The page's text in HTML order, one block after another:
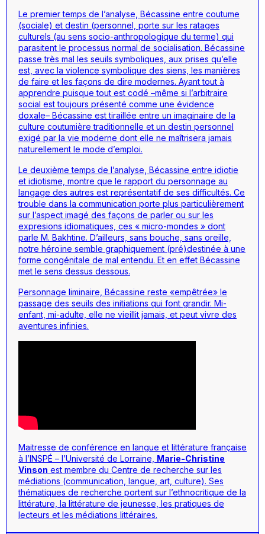
Le premier temps de l’analyse, Bécassine entre coutume
(sociale) et destin (personnel, porte sur les ratages
culturels (au sens socio-anthropologique du terme) qui
parasitent le processus normal de socialisation. Bécassine
passe très mal les seuils symboliques, aux prises qu’elle
est, avec la violence symbolique des siens, les manières
de faire et les façons de dire modernes. Ayant tout à
apprendre puisque tout est codé –même si l’arbitraire
social est toujours présenté comme une évidence
doxale– Bécassine est tiraillée entre un imaginaire de la
culture coutumière traditionnelle et un destin personnel
exigé par la vie moderne dont elle ne maîtrisera jamais
naturellement le mode d’emploi.
Le deuxième temps de l’analyse, Bécassine entre idiotie
et idiotisme, montre que le rapport du personnage au
langage des autres est représentatif de ses difficultés. Ce
trouble dans la communication porte plus particulièrement
sur l’aspect imagé des façons de parler ou sur les
expresions idiomatiques, ces « micro-mondes » dont
parle M. Bakhtine. D’ailleurs, sans bouche, sans oreille,
notre héroïne semble graphiquement (pré)destinée à une
forme congénitale de mal entendu. Et en effet Bécassine
met le sens dessus dessous.
Personnage liminaire, Bécassine reste «empêtrée» le
passage des seuils des initiations qui font grandir. Mi-
enfant, mi-adulte, elle ne vieillit jamais, et peut vivre des
aventures infinies.
Maitresse de conférence en langue et littérature française
à l’INSPÉ – l’Université de Lorraine, Marie-Christine
Vinson est membre du Centre de recherche sur les
médiations (communication, langue, art, culture). Ses
thématiques de recherche portent sur l’ethnocritique de la
littérature, la littérature de jeunesse, les pratiques de
lecteurs et les médiations littéraires.